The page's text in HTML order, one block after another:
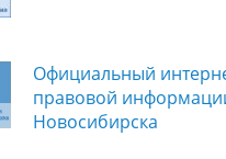
Официальный
правовой
Новосибирска